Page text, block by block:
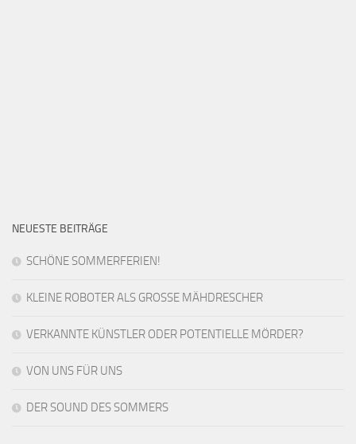
NEUESTE BEITRÄGE
SCHÖNE SOMMERFERIEN!
KLEINE ROBOTER ALS GROSSE MÄHDRESCHER
VERKANNTE KÜNSTLER ODER POTENTIELLE MÖRDER?
VON UNS FÜR UNS
DER SOUND DES SOMMERS